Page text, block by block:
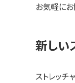
お気軽にお
新しい
ストレッチ